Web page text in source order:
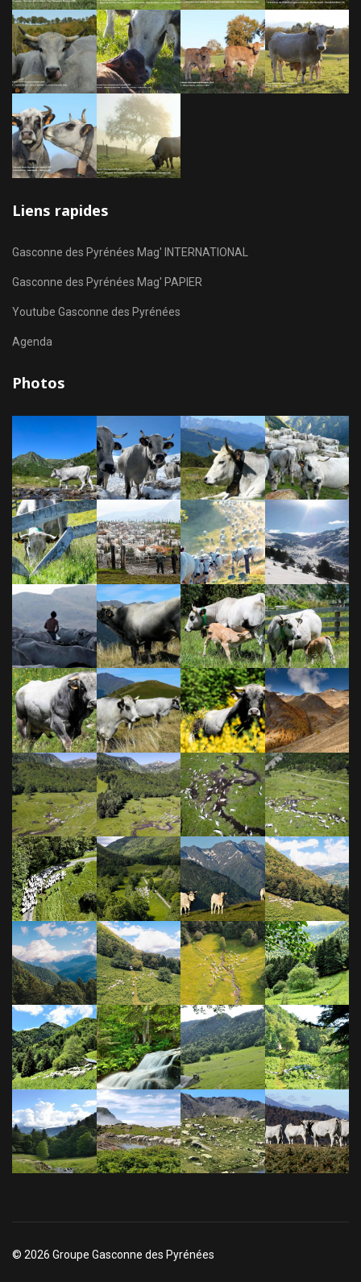
Liens rapides
Gasconne des Pyrénées Mag' INTERNATIONAL
Gasconne des Pyrénées Mag' PAPIER
Youtube Gasconne des Pyrénées
Agenda
Photos
© 2026 Groupe Gasconne des Pyrénées